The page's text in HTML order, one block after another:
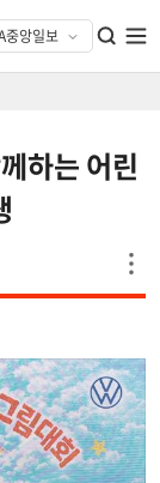
하는 어린